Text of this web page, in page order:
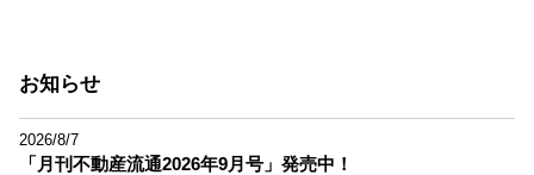
お知らせ
2026/8/7
「月刊不動産流通2026年9月号」発売中！